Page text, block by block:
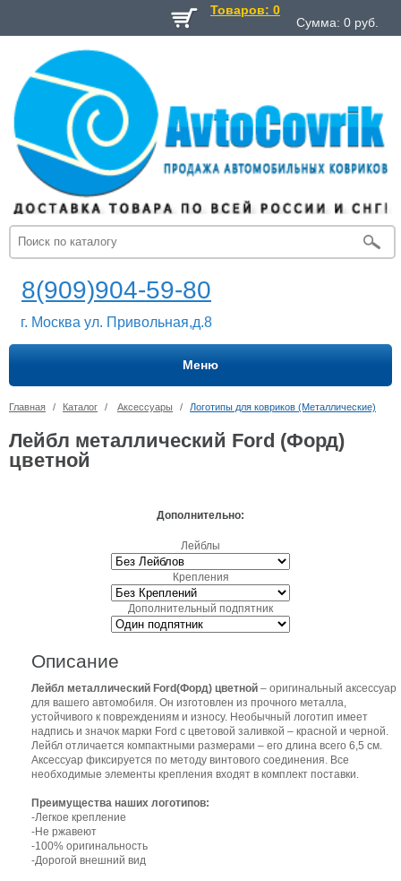
Товаров: 0
Сумма: 0 руб.
8(909)904-59-80
г. Москва ул. Привольная,д.8
Меню
Главная / Каталог / Аксессуары / Логотипы для ковриков (Металлические)
Лейбл металлический Ford (Форд)
цветной
Дополнительно:
Лейблы
Крепления
Дополнительный подпятник
Описание
Лейбл металлический Ford(Форд) цветной – оригинальный аксессуар
для вашего автомобиля. Он изготовлен из прочного металла,
устойчивого к повреждениям и износу. Необычный логотип имеет
надпись и значок марки Ford с цветовой заливкой – красной и черной.
Лейбл отличается компактными размерами – его длина всего 6,5 см.
Аксессуар фиксируется по методу винтового соединения. Все
необходимые элементы крепления входят в комплект поставки.
Преимущества наших логотипов:
-Легкое крепление
-Не ржавеют
-100% оригинальность
-Дорогой внешний вид